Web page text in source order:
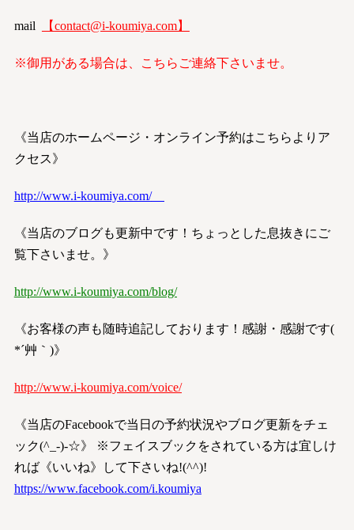
mail 【contact@i-koumiya.com】
※御用がある場合は、こちらご連絡下さいませ。
《当店のホームページ・オンライン予約はこちらよりア
クセス》
http://www.i-koumiya.com/
《当店のブログも更新中です！ちょっとした息抜きにご
覧下さいませ。》
http://www.i-koumiya.com/blog/
《お客様の声も随時追記しております！感謝・感謝です(
*´艸｀)》
http://www.i-koumiya.com/voice/
《当店のFacebookで当日の予約状況やブログ更新をチェ
ック(^_-)-☆》 ※フェイスブックをされている方は宜しけ
れば《いいね》して下さいね!(^^)!
https://www.facebook.com/i.koumiya